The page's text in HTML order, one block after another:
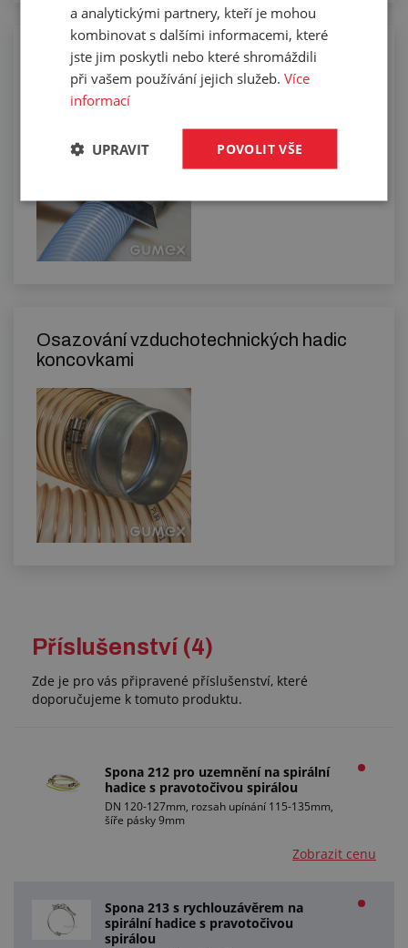
Manuální řezání hadic na požadovanou
délku
Osazování vzduchotechnických hadic
koncovkami
Příslušenství (4)
Zde je pro vás připravené příslušenství, které
doporučujeme k tomuto produktu.
Spona 212 pro uzemnění na spirální
hadice s pravotočivou spirálou
DN 120-127mm, rozsah upínání 115-135mm,
šíře pásky 9mm
Zobrazit cenu
Spona 213 s rychlouzávěrem na
spirální hadice s pravotočivou
spirálou
a analytickými partnery, kteří je mohou
kombinovat s dalšími informacemi, které
jste jim poskytli nebo které shromáždili
při vašem používání jejich služeb.Více
informací
POVOLIT VŠE
UPRAVIT